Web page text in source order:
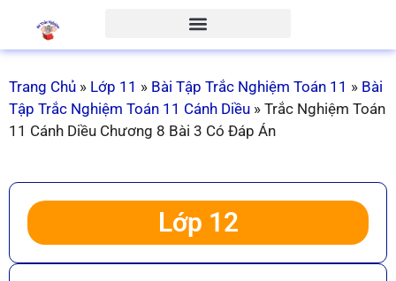
Trang Chủ » Lớp 11 » Bài Tập Trắc Nghiệm Toán 11 » Bài
Tập Trắc Nghiệm Toán 11 Cánh Diều » Trắc Nghiệm Toán
11 Cánh Diều Chương 8 Bài 3 Có Đáp Án
Lớp 12